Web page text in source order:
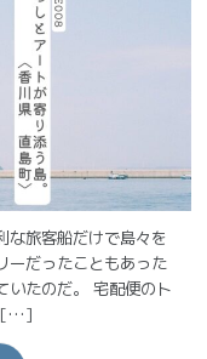
な旅客船だけで島々を
ーだったこともあった
いたのだ。 宅配便のト
[…]